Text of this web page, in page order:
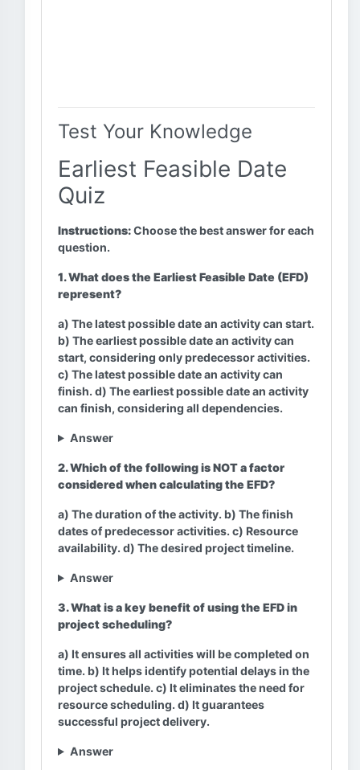
Test Your Knowledge
Earliest Feasible Date
Quiz
Instructions:Choose the best answer for each
question.
1. What does the Earliest Feasible Date (EFD)
represent?
a) The latest possible date an activity can start.
b) The earliest possible date an activity can
start, considering only predecessor activities.
c) The latest possible date an activity can
finish. d) The earliest possible date an activity
can finish, considering all dependencies.
Answer
2. Which of the following is NOT a factor
considered when calculating the EFD?
a) The duration of the activity. b) The finish
dates of predecessor activities. c) Resource
availability. d) The desired project timeline.
Answer
3. What is a key benefit of using the EFD in
project scheduling?
a) It ensures all activities will be completed on
time. b) It helps identify potential delays in the
project schedule. c) It eliminates the need for
resource scheduling. d) It guarantees
successful project delivery.
Answer